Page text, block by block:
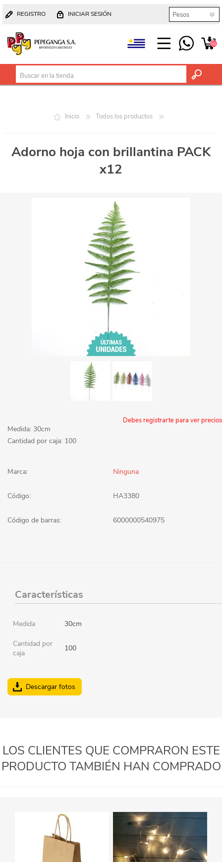
REGISTRO INICIAR SESIÓN
(0)
Inicio Todos los productos
Adorno hoja con brillantina PACK
x12
Debes registrarte para ver precios
Medida: 30cm
Cantidad por caja: 100
Marca: Ninguna
Código: HA3380
Código de barras: 6000000540975
Características
Medida 30cm
Cantidad por
caja
100
Descargar fotos
LOS CLIENTES QUE COMPRARON ESTE
PRODUCTO TAMBIÉN HAN COMPRADO